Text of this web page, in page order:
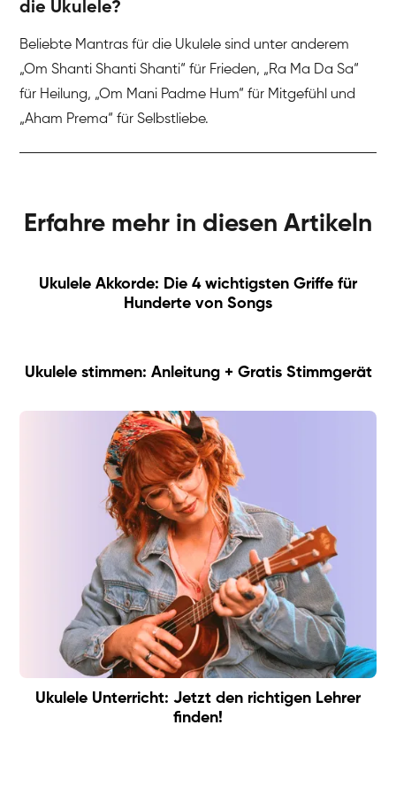
die Ukulele?
Beliebte Mantras für die Ukulele sind unter anderem
„Om Shanti Shanti Shanti“ für Frieden, „Ra Ma Da Sa“
für Heilung, „Om Mani Padme Hum“ für Mitgefühl und
„Aham Prema“ für Selbstliebe.
Erfahre mehr in diesen Artikeln
Ukulele Akkorde: Die 4 wichtigsten Griffe für
Hunderte von Songs
Ukulele stimmen: Anleitung + Gratis Stimmgerät
Ukulele Unterricht: Jetzt den richtigen Lehrer
finden!